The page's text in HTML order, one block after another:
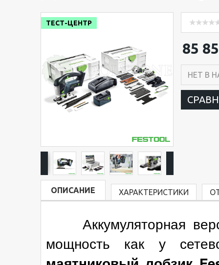
ТЕСТ-ЦЕНТР
85
НЕТ В
ОПИСАНИЕ ХАРАКТЕРИСТИКИ
Аккумуляторная
мощность как у